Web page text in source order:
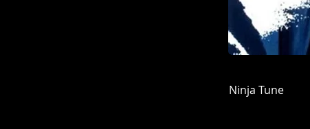
Ninja Tune